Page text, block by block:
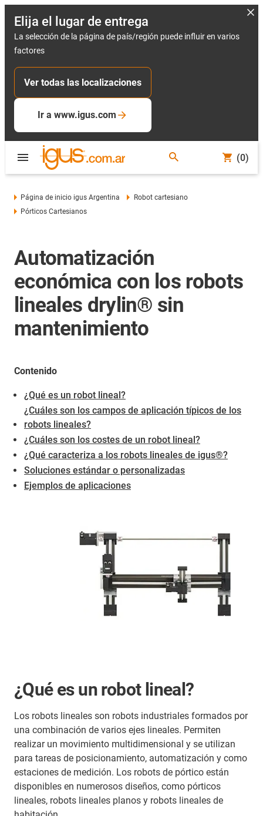
Elija el lugar de entrega
La selección de la página de país/región puede influir en varios
factores
Ver todas las localizaciones
Ir a www.igus.com
(0)
Página de inicio igus Argentina
Robot cartesiano
Pórticos Cartesianos
Automatización
económica con los robots
lineales drylin® sin
mantenimiento
Contenido
¿Qué es un robot lineal?
¿Cuáles son los campos de aplicación típicos de los
robots lineales?
¿Cuáles son los costes de un robot lineal?
¿Qué caracteriza a los robots lineales de igus®?
Soluciones estándar o personalizadas
Ejemplos de aplicaciones
¿Qué es un robot lineal?
Los robots lineales son robots industriales formados por
una combinación de varios ejes lineales. Permiten
realizar un movimiento multidimensional y se utilizan
para tareas de posicionamiento, automatización y como
estaciones de medición. Los robots de pórtico están
disponibles en numerosos diseños, como pórticos
lineales, robots lineales planos y robots lineales de